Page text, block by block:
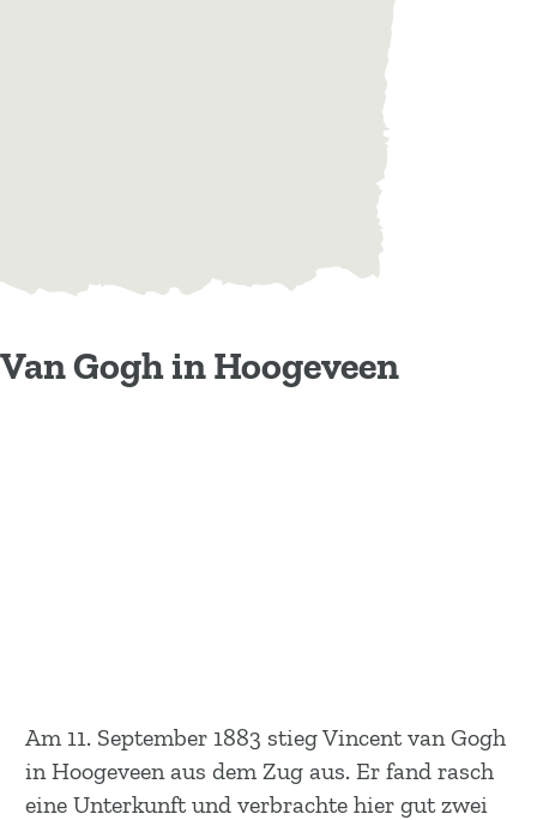
Van Gogh in Hoogeveen
Am 11. September 1883 stieg Vincent van Gogh
in Hoogeveen aus dem Zug aus. Er fand rasch
eine Unterkunft und verbrachte hier gut zwei